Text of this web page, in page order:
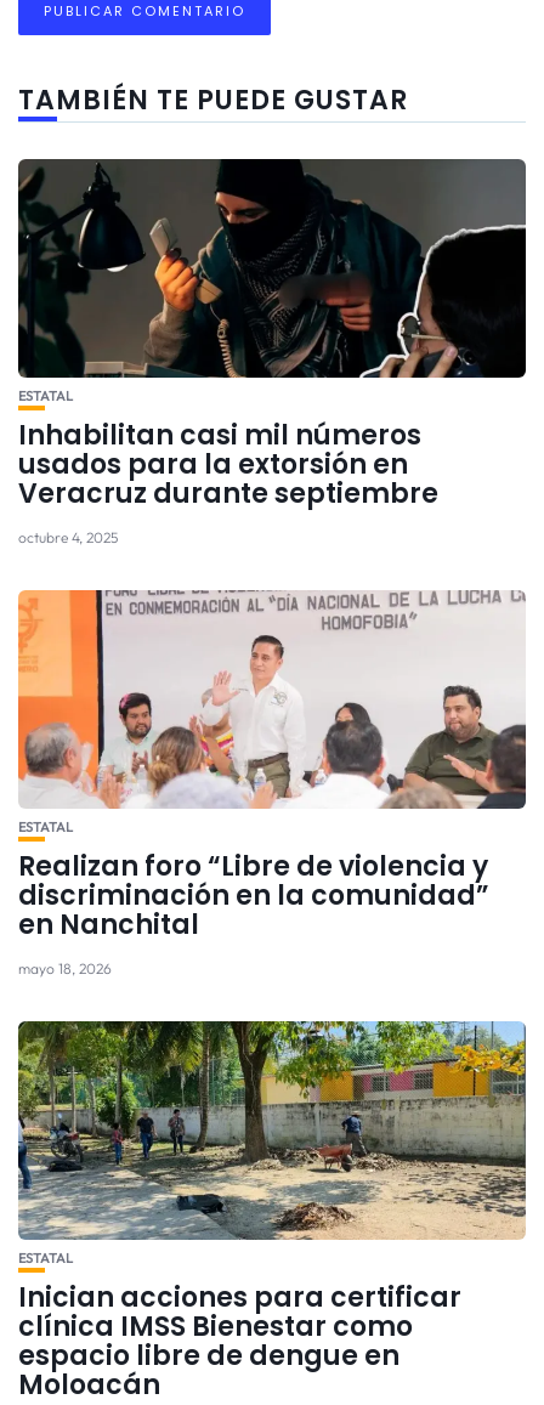
TAMBIÉN TE PUEDE GUSTAR
ESTATAL
Inhabilitan casi mil números
usados para la extorsión en
Veracruz durante septiembre
octubre 4, 2025
ESTATAL
Realizan foro “Libre de violencia y
discriminación en la comunidad”
en Nanchital
mayo 18, 2026
ESTATAL
Inician acciones para certificar
clínica IMSS Bienestar como
espacio libre de dengue en
Moloacán